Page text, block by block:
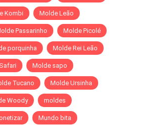
Kombi Molde Leão
Passarinho Molde Picolé
porquinha Molde Rei Leão
Molde sapo
Tucano Molde Ursinha
Woody moldes
Mundo bita